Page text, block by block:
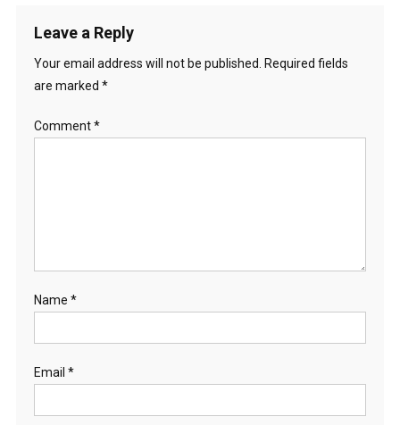
Leave a Reply
Your email address will not be published. Required fields
are marked *
Comment*
Name *
Email *